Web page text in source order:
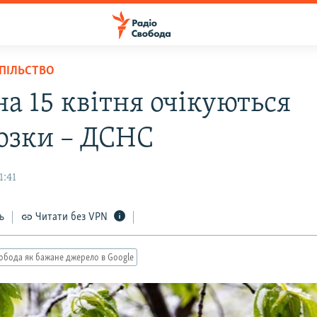
15 квітня очікуються
– ДСНС
Читати без VPN
як бажане джерело в Google